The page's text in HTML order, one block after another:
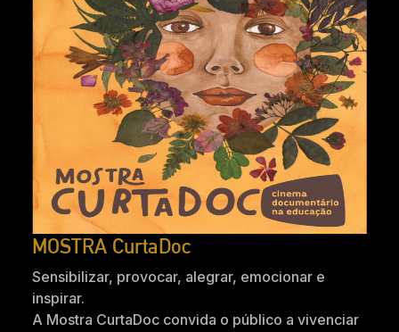
MOSTRA CurtaDoc
Sensibilizar, provocar, alegrar, emocionar e
inspirar.
A Mostra CurtaDoc convida o público a vivenciar